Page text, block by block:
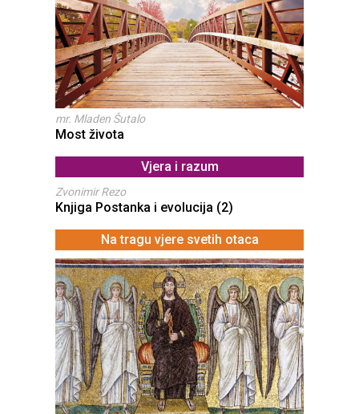
mr. Mladen Šutalo
Most života
Vjera i razum
Zvonimir Rezo
Knjiga Postanka i evolucija (2)
Na tragu vjere svetih otaca